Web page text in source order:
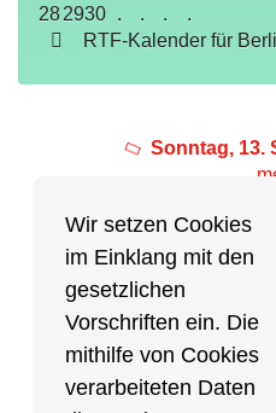
Wir setzen Cookies
im Einklang mit den
gesetzlichen
Vorschriften ein. Die
mithilfe von Cookies
verarbeiteten Daten
282930 . . .
.
RTF-Kalender für
Sonntag, 13.
Partner des